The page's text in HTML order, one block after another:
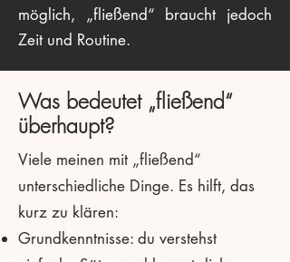
möglich, „fließend“ braucht jedoch
Zeit und Routine.
Was bedeutet „fließend“
überhaupt?
Viele meinen mit „fließend“
unterschiedliche Dinge. Es hilft, das
kurz zu klären:
Grundkenntnisse: du verstehst